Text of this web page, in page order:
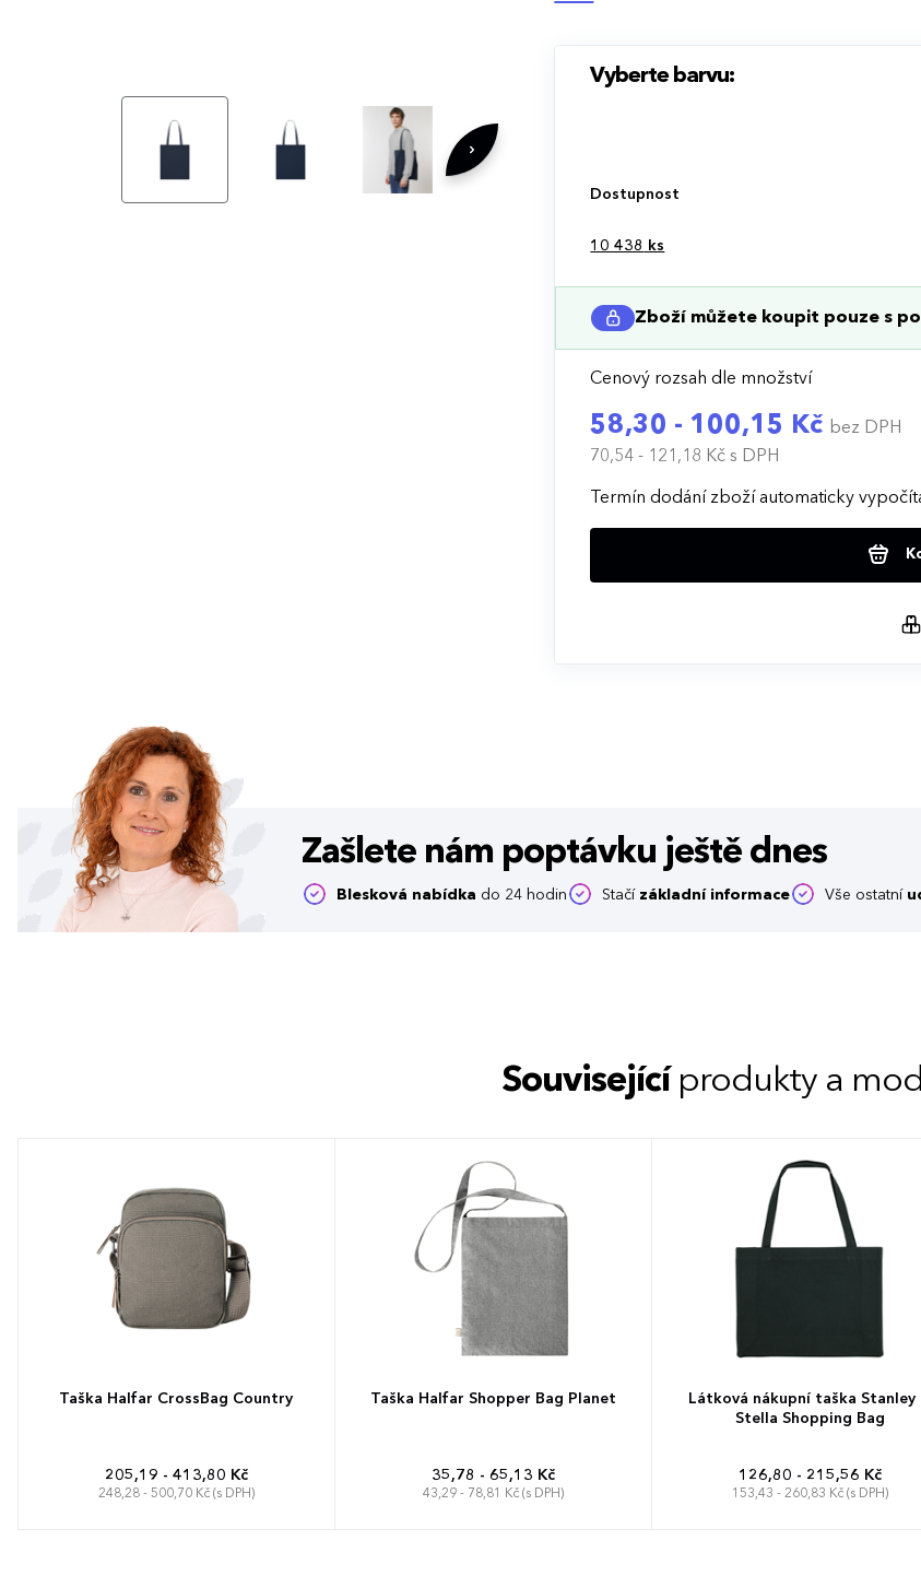
Vyberte barvu:
Dostupnost
10 438 ks
Zboží můžete koupit pouze s
Cenový rozsah dle množství
58,30 - 100,15 Kč bez DPH
70,54 - 121,18 Kčs DPH
Termín dodání zboží automaticky
Zašlete nám poptávku ještě dnes
Blesková nabídka do 24 hodin Stačí základní informace Vše ostatní
Související produkty a
Taška Halfar CrossBag Country
205,19 - 413,80 Kč
248,28 - 500,70 Kč (s DPH)
Taška Halfar Shopper Bag Planet
35,78 - 65,13 Kč
43,29 - 78,81 Kč (s DPH)
Látková nákupní taška Stanley
Stella Shopping Bag
126,80 - 215,56 Kč
153,43 - 260,83 Kč (s DPH)